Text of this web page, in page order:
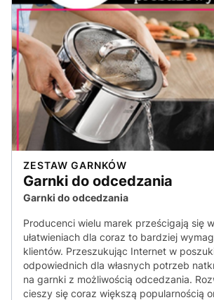
ZESTAW GARNKÓW
Garnki do odcedzania
Garnki do odcedzania
Producenci wielu marek prześcigają się
ułatwieniach dla coraz to bardziej
klientów. Przeszukując Internet w
odpowiednich dla własnych potrzeb
na garnki z możliwością odcedzania.
cieszy się coraz większą popularnością